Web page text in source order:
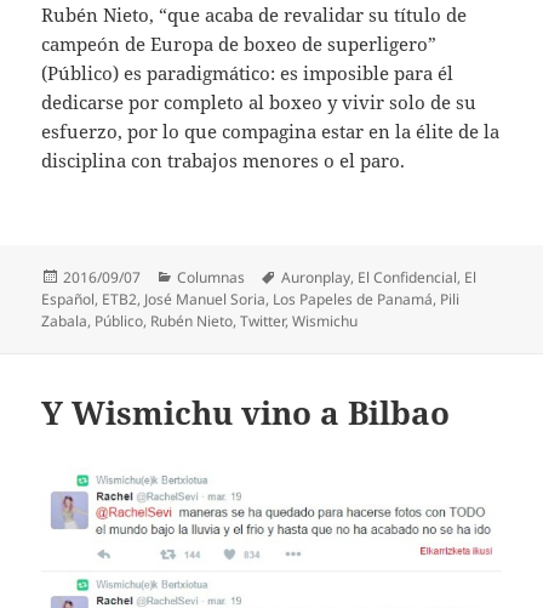
Rubén Nieto, “que acaba de revalidar su título de
campeón de Europa de boxeo de superligero”
(Público) es paradigmático: es imposible para él
dedicarse por completo al boxeo y vivir solo de su
esfuerzo, por lo que compagina estar en la élite de la
disciplina con trabajos menores o el paro.
Publicado
el
2016/09/07 Categorías
Columnas Etiquetas
Auronplay, El Confidencial, El
Español, ETB2, José Manuel Soria, Los Papeles de Panamá, Pili
Zabala, Público, Rubén Nieto,Twitter,Wismichu
Y Wismichu vino a Bilbao